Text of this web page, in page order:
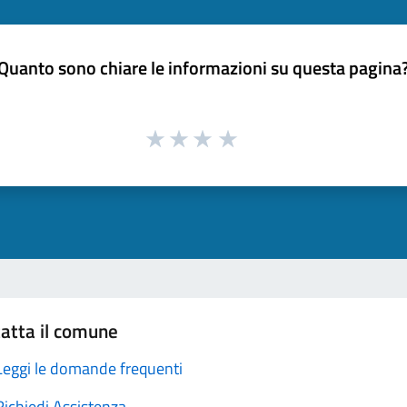
sono chiare le informazioni su questa
il comune
le domande frequenti